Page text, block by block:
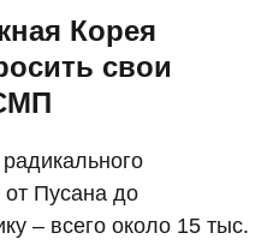
Корея
свои
Пусана до
– всего около 15 тыс.